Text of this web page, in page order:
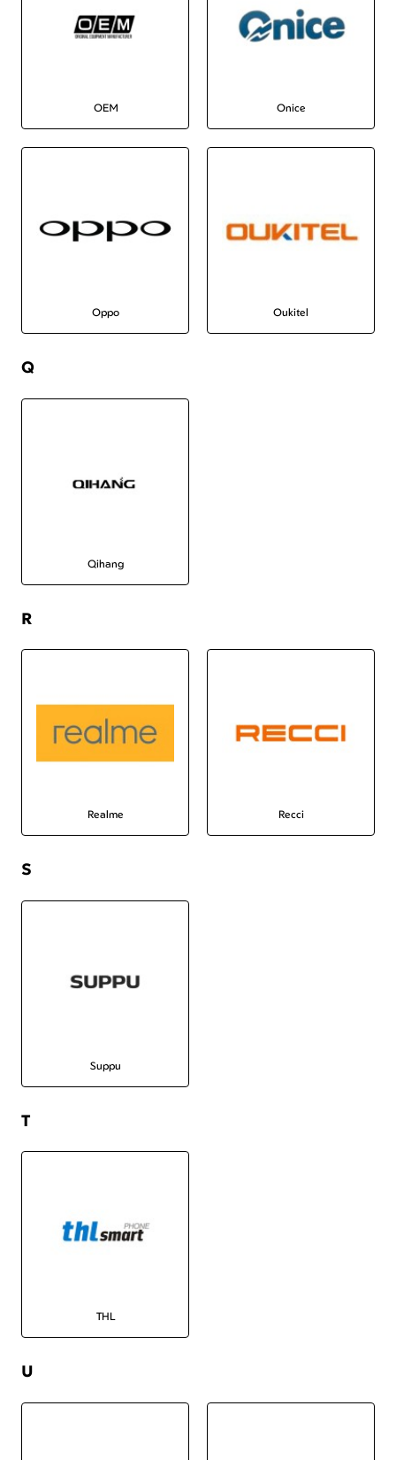
OEM Onice
Oppo Oukitel
Q
Qihang
R
Realme Recci
S
Suppu
T
THL
U